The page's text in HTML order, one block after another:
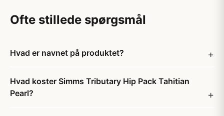
Ofte stillede spørgsmål
Hvad er navnet på produktet?
Hvad koster Simms Tributary Hip Pack Tahitian
Pearl?